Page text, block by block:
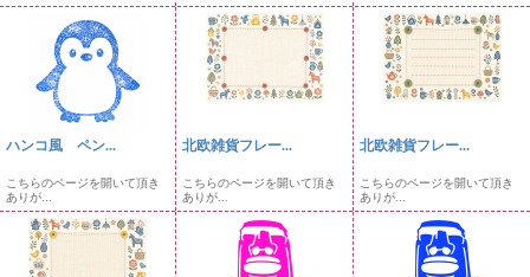
ハンコ風 ペン...
こちらのページを開いて頂き
ありが...
北欧雑貨フレー...
こちらのページを開いて頂き
ありが...
北欧雑貨フレー...
こちらのページを開いて頂き
ありが...